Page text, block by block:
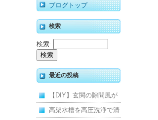
ブログトップ
検索
検索:
最近の投稿
【DIY】玄関の隙間風が
寒くて断熱ドアに交換し
高架水槽を高圧洗浄で清